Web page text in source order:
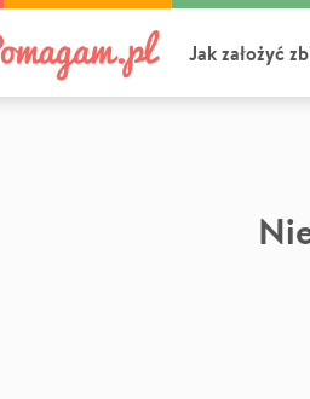
Jak założyć